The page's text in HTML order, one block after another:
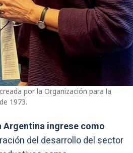
por la Organización para la
1973.
Argentina ingrese como
del desarrollo del sector